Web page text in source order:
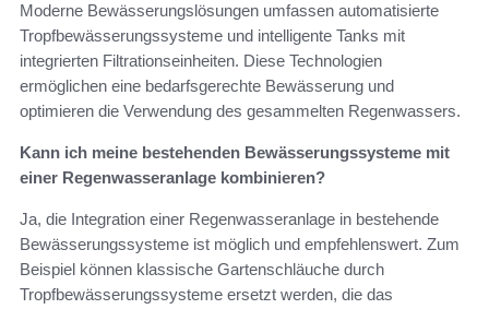
Moderne Bewässerungslösungen umfassen automatisierte
Tropfbewässerungssysteme und intelligente Tanks mit
integrierten Filtrationseinheiten. Diese Technologien
ermöglichen eine bedarfsgerechte Bewässerung und
optimieren die Verwendung des gesammelten Regenwassers.
Kann ich meine bestehenden Bewässerungssysteme mit
einer Regenwasseranlage kombinieren?
Ja, die Integration einer Regenwasseranlage in bestehende
Bewässerungssysteme ist möglich und empfehlenswert. Zum
Beispiel können klassische Gartenschläuche durch
Tropfbewässerungssysteme ersetzt werden, die das